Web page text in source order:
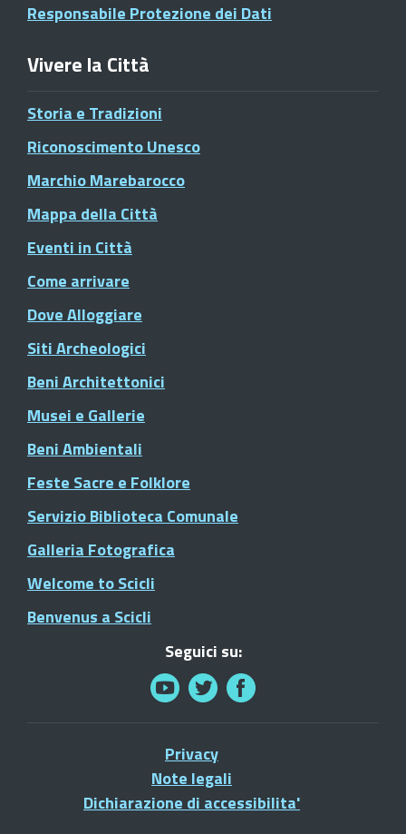
Responsabile Protezione dei Dati
Vivere la Città
Storia e Tradizioni
Riconoscimento Unesco
Marchio Marebarocco
Mappa della Città
Eventi in Città
Come arrivare
Dove Alloggiare
Siti Archeologici
Beni Architettonici
Musei e Gallerie
Beni Ambientali
Feste Sacre e Folklore
Servizio Biblioteca Comunale
Galleria Fotografica
Welcome to Scicli
Benvenus a Scicli
Seguici su:
Privacy
Note legali
Dichiarazione di accessibilita'